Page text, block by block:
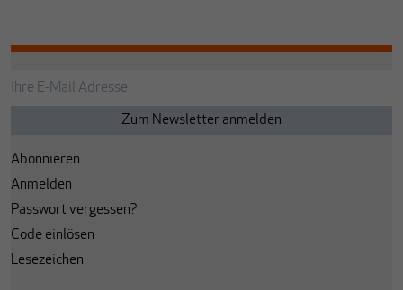
Abonnieren
Anmelden
Passwort vergessen?
Code einlösen
Lesezeichen